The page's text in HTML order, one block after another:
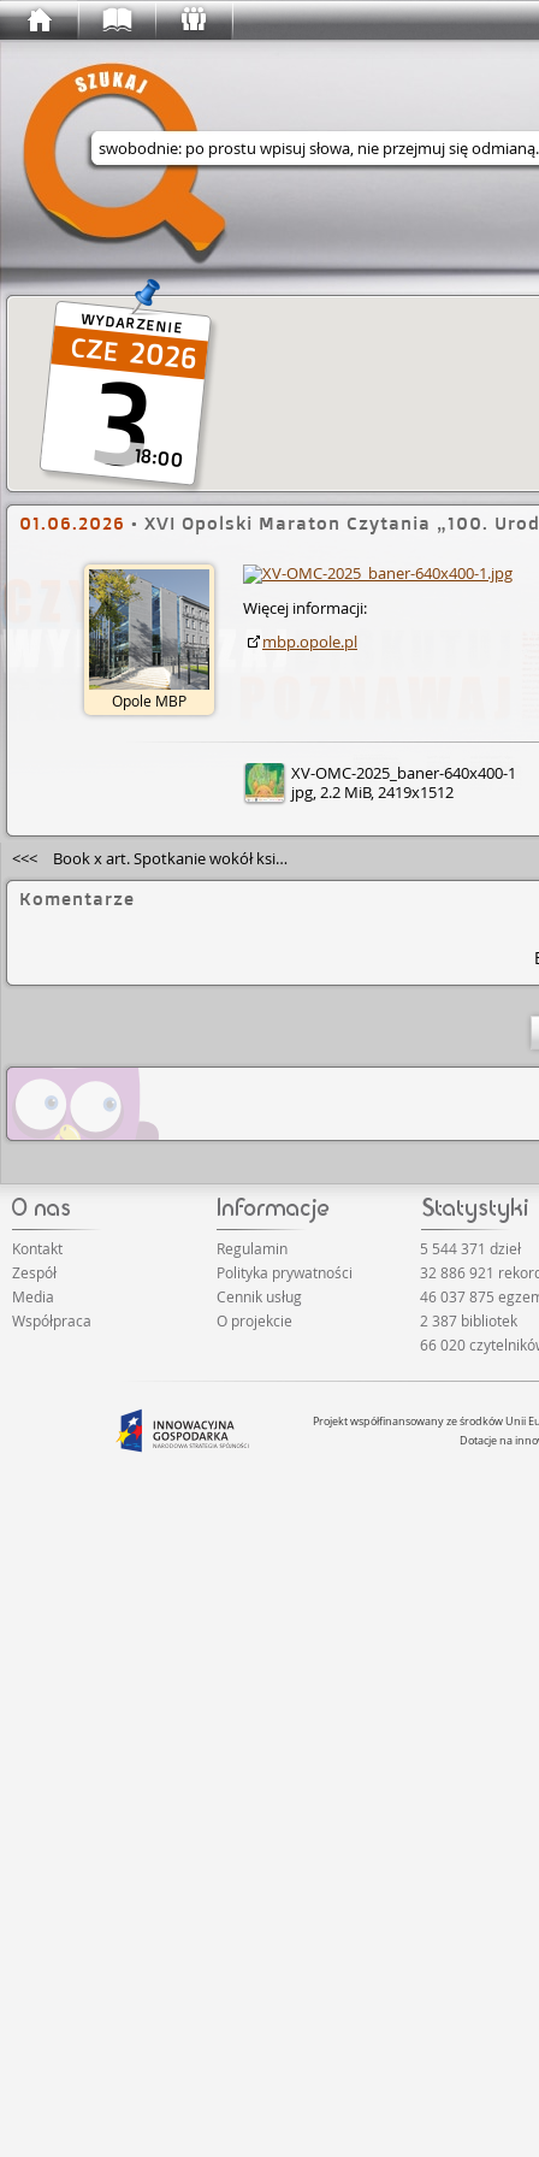
Wyszukaj w serwisie
WYDARZENIE
2026
3
18:00
01.06.2026 • XVI Opolski Maraton Czytania „100.
Opole MBP
Więcej informacji:
mbp.opole.pl
XV-OMC-2025_baner-640x400-1
jpg, 2.2 MiB, 2419x1512
<<< Book x art. Spotkanie wokół książki Anny Cymer
Komentarze
Kontakt
Zespół
Media
Współpraca
Regulamin
Polityka prywatności
Cennik usług
O projekcie
5 544 371 dzieł
32 886 921
46 037 875
2 387 bibliotek
66 020
Projekt współfinansowany ze środków Unii
Dotacje na